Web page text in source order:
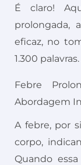
É claro!
prolongada,
eficaz, no
1.300 palavras.
Febre
Abordagem
A febre, por
corpo,
Quando